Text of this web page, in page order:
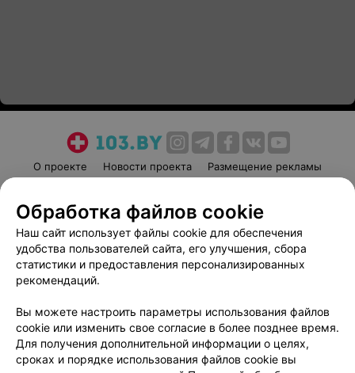
О проекте Новости проекта
Размещение рекламы
Пользовательское соглашение
Способы оплаты
Вакансии
Партнеры
Написать руководителю 103.by
Обработка персональных данных
Обработка файлов cookie
Наш сайт использует файлы cookie для обеспечения
удобства пользователей сайта, его улучшения, сбора
статистики и предоставления персонализированных
рекомендаций.
Вы можете настроить параметры использования файлов
cookie или изменить свое согласие в более позднее время.
Для получения дополнительной информации о целях,
сроках и порядке использования файлов cookie вы